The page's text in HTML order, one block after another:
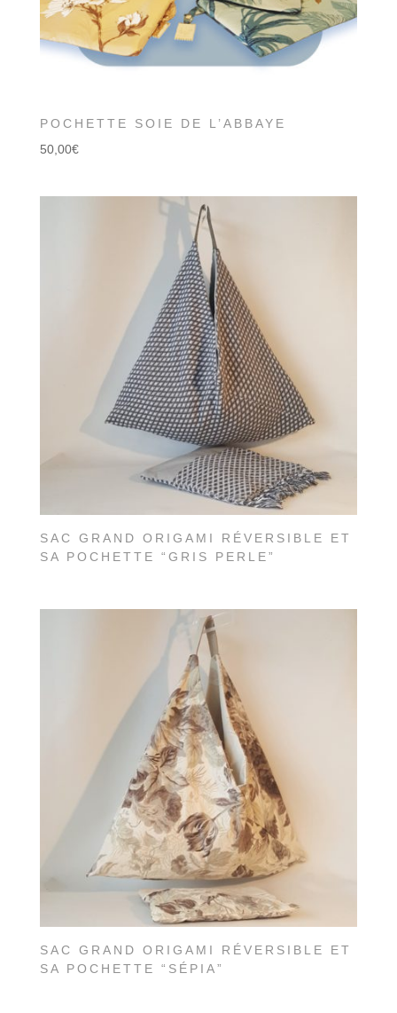
POCHETTE SOIE DE L’ABBAYE
50,00€
SAC GRAND ORIGAMI RÉVERSIBLE ET
SA POCHETTE “GRIS PERLE”
SAC GRAND ORIGAMI RÉVERSIBLE ET
SA POCHETTE “SÉPIA”